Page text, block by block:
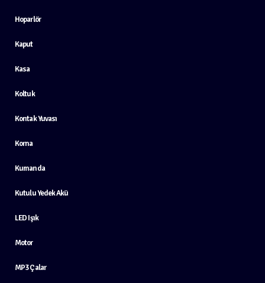
Hoparlör
Kaput
Kasa
Koltuk
Kontak Yuvası
Korna
Kumanda
Kutulu Yedek Akü
LED Işık
Motor
MP3 Çalar